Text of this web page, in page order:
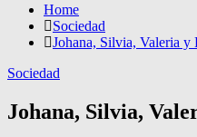
Home
Sociedad
Johana, Silvia, Valeria y
Sociedad
Johana, Silvia,